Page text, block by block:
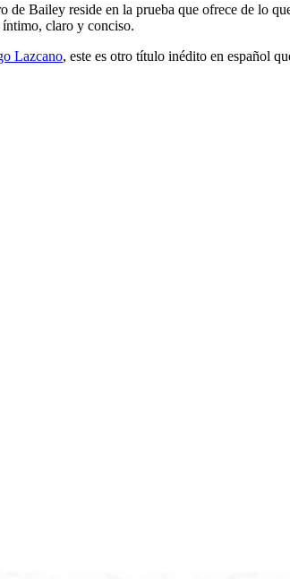
Bailey reside en la prueba que ofrece de lo
claro y conciso.
Lazcano, este es otro título inédito en español